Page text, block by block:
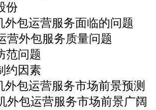
份
外包运营服务面临的问题
营外包服务质量问题
范问题
约因素
外包运营服务市场前景预测
外包运营服务市场前景广阔